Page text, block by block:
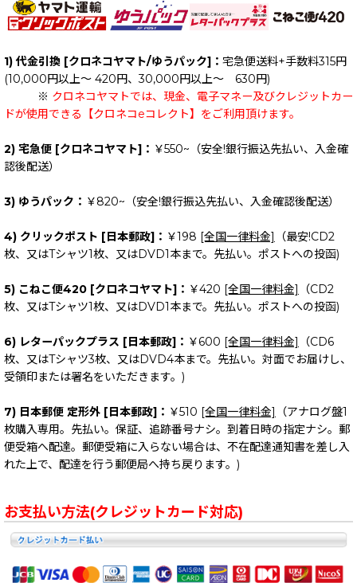
1) 代金引換 [クロネコヤマト/ゆうパック]： 宅急便送料+手数料315円
(10,000円以上～ 420円、30,000円以上～ 630円)
※ クロネコヤマトでは、現金、電子マネー及びクレジットカー
ドが使用できる【クロネコeコレクト】をご利用頂けます。
2) 宅急便 [クロネコヤマト]： ￥550~（安全!銀行振込先払い、入金確
認後配送）
3) ゆうパック： ￥820~（安全!銀行振込先払い、入金確認後配送）
4) クリックポスト [日本郵政]： ￥198 [全国一律料金]
（最安!CD2
枚、又はTシャツ1枚、又はDVD1本まで。先払い。ポストへの投函)
5) こねこ便420 [クロネコヤマト]： ￥420 [全国一律料金]
（CD2
枚、又はTシャツ1枚、又はDVD1本まで。先払い。ポストへの投函)
6) レターパックプラス [日本郵政]： ￥600 [全国一律料金]
（CD6
枚、又はTシャツ3枚、又はDVD4本まで。先払い。対面でお届けし、
受領印または署名をいただきます。)
7) 日本郵便 定形外 [日本郵政]： ￥510 [全国一律料金]
（アナログ盤1
枚購入専用。先払い。保証、追跡番号ナシ。到着日時の指定ナシ。郵
便受箱へ配達。郵便受箱に入らない場合は、不在配達通知書を差し入
れた上で、配達を行う郵便局へ持ち戻ります。)
お支払い方法(クレジットカード対応)